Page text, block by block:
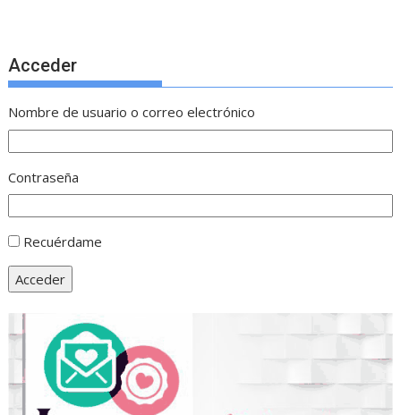
Acceder
Nombre de usuario o correo electrónico
Contraseña
Recuérdame
Acceder